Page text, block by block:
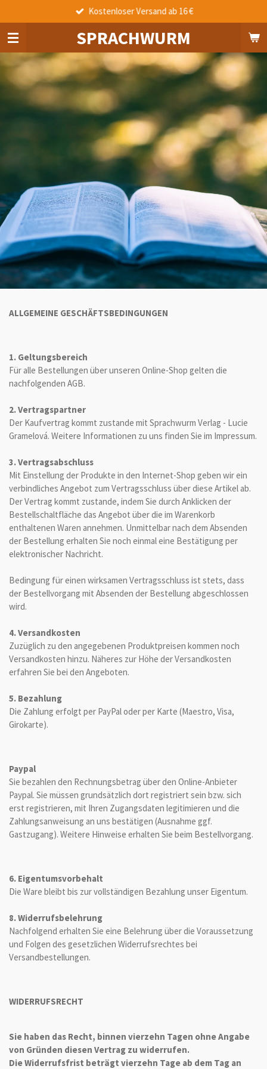
Hauptinhalt
springen
SPRACHWURM
Kostenloser Versand ab 16 €
ALLGEMEINE GESCHÄFTSBEDINGUNGEN
1. Geltungsbereich
Für alle Bestellungen über unseren Online-Shop gelten die
nachfolgenden AGB.
2. Vertragspartner
Der Kaufvertrag kommt zustande mit Sprachwurm Verlag - Lucie
Gramelová. Weitere Informationen zu uns finden Sie im Impressum.
3. Vertragsabschluss
Mit Einstellung der Produkte in den Internet-Shop geben wir ein
verbindliches Angebot zum Vertragsschluss über diese Artikel ab.
Der Vertrag kommt zustande, indem Sie durch Anklicken der
Bestellschaltfläche das Angebot über die im Warenkorb
enthaltenen Waren annehmen. Unmittelbar nach dem Absenden
der Bestellung erhalten Sie noch einmal eine Bestätigung per
elektronischer Nachricht.
Bedingung für einen wirksamen Vertragsschluss ist stets, dass
der Bestellvorgang mit Absenden der Bestellung abgeschlossen
wird.
4. Versandkosten
Zuzüglich zu den angegebenen Produktpreisen kommen noch
Versandkosten hinzu. Näheres zur Höhe der Versandkosten
erfahren Sie bei den Angeboten.
5. Bezahlung
Die Zahlung erfolgt per PayPal oder per Karte (Maestro, Visa,
Girokarte).
Paypal
Sie bezahlen den Rechnungsbetrag über den Online-Anbieter
Paypal. Sie müssen grundsätzlich dort registriert sein bzw. sich
erst registrieren, mit Ihren Zugangsdaten legitimieren und die
Zahlungsanweisung an uns bestätigen (Ausnahme ggf.
Gastzugang). Weitere Hinweise erhalten Sie beim Bestellvorgang.
6. Eigentumsvorbehalt
Die Ware bleibt bis zur vollständigen Bezahlung unser Eigentum.
8. Widerrufsbelehrung
Nachfolgend erhalten Sie eine Belehrung über die Voraussetzung
und Folgen des gesetzlichen Widerrufsrechtes bei
Versandbestellungen.
WIDERRUFSRECHT
Sie haben das Recht, binnen vierzehn Tagen ohne Angabe
von Gründen diesen Vertrag zu widerrufen.
Die Widerrufsfrist beträgt vierzehn Tage ab dem Tag an